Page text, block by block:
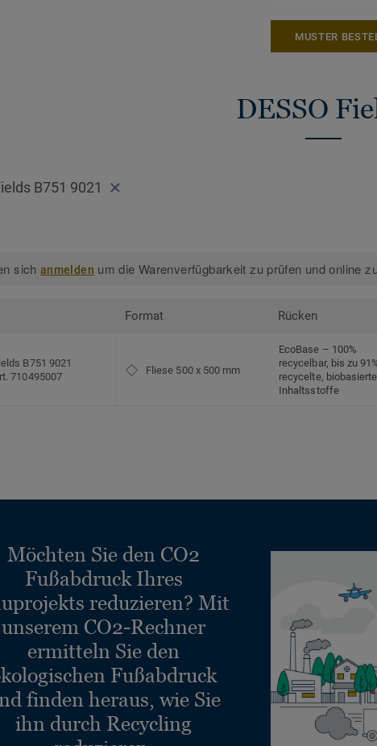
MUSTER
DESSO
B751 9021
sichanmelden um die Warenverfügbarkeit zu prüfen und online
Format Rücken
B751 9021
710495007
Fliese 500 x 500 mm
EcoBase – 100%
recycelbar, bis zu
recycelte, biobasierte
Inhaltsstoffe
Möchten Sie den CO2
Fußabdruck Ihres
reduzieren? Mit
unserem CO2-Rechner
ermitteln Sie den
Fußabdruck
finden heraus, wie Sie
ihn durch Recycling